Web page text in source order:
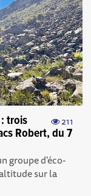
211
trois
Robert, du 7
groupe d'éco-
sur la